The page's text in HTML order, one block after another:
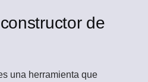
de
una herramienta que